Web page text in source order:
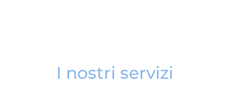
I nostri servizi